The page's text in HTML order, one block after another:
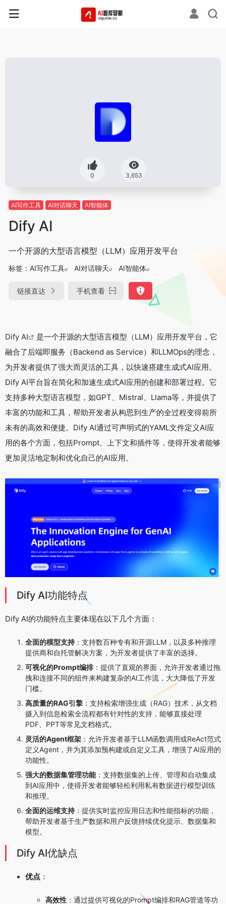
0 3,653
AI写作工具 AI对话聊天 AI智能体
Dify AI
一个开源的大型语言模型（LLM）应用开发平台
标签： AI写作工具 AI对话聊天 AI智能体
链接直达 手机查看
Dify AI
是一个开源的大型语言模型（LLM）应用开发平台，它
融合了后端即服务（Backend as Service）和LLMOps的理念，
为开发者提供了强大而灵活的工具，以快速搭建生成式AI应用。
Dify AI平台旨在简化和加速生成式AI应用的创建和部署过程。它
支持多种大型语言模型，如GPT、Mistral、Llama等，并提供了
丰富的功能和工具，帮助开发者从构思到生产的全过程变得前所
未有的高效和便捷。Dify AI通过可声明式的YAML文件定义AI应
用的各个方面，包括Prompt、上下文和插件等，使得开发者能够
更加灵活地定制和优化自己的AI应用。
Dify AI功能特点
Dify AI的功能特点主要体现在以下几个方面：
全面的模型支持 ：支持数百种专有和开源LLM，以及多种推理
提供商和自托管解决方案，为开发者提供了丰富的选择。
可视化的Prompt编排：提供了直观的界面，允许开发者通过拖
拽和连接不同的组件来构建复杂的AI工作流，大大降低了开发
门槛。
高质量的RAG引擎 ：支持检索增强生成（RAG）技术，从文档
摄入到信息检索全流程都有针对性的支持，能够直接处理
PDF、PPT等常见文档格式。
灵活的Agent框架 ：允许开发者基于LLM函数调用或ReAct范式
定义Agent，并为其添加预构建或自定义工具，增强了AI应用的
功能性。
强大的数据集管理功能：支持数据集的上传、管理和自动集成
到AI应用中，使得开发者能够轻松利用私有数据进行模型训练
和推理。
全面的运维支持 ：提供实时监控应用日志和性能指标的功能，
帮助开发者基于生产数据和用户反馈持续优化提示、数据集和
模型。
Dify AI优缺点
优点 ：
高效性 ：通过提供可视化的Prompt编排和RAG管道等功